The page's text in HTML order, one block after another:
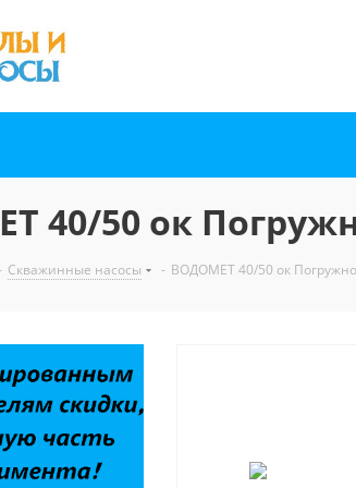
40/50 ок
Скважинные насосы - ВОДОМЕТ 40/50 ок